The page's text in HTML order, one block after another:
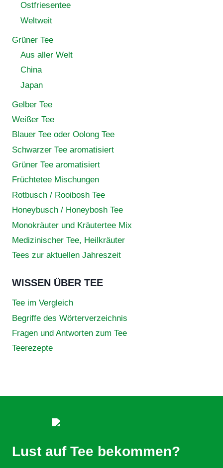
Ostfriesentee
Weltweit
Grüner Tee
Aus aller Welt
China
Japan
Gelber Tee
Weißer Tee
Blauer Tee oder Oolong Tee
Schwarzer Tee aromatisiert
Grüner Tee aromatisiert
Früchtetee Mischungen
Rotbusch / Rooibosh Tee
Honeybusch / Honeybosh Tee
Monokräuter und Kräutertee Mix
Medizinischer Tee, Heilkräuter
Tees zur aktuellen Jahreszeit
WISSEN ÜBER TEE
Tee im Vergleich
Begriffe des Wörterverzeichnis
Fragen und Antworten zum Tee
Teerezepte
Lust auf Tee bekommen?